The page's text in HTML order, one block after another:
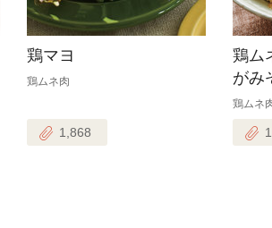
鶏マヨ
鶏ムネ肉
1,868
鶏ム
がみ
鶏ムネ